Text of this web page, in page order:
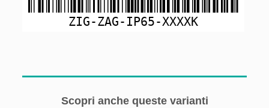
ZIG-ZAG-IP65-XXXXK
Scopri anche queste varianti